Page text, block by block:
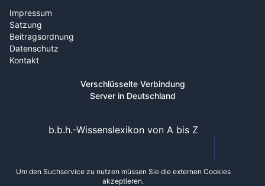
Impressum
Satzung
Beitragsordnung
Datenschutz
Kontakt
Verschlüsselte Verbindung
Server in Deutschland
b.b.h.-Wissenslexikon von A bis Z
Um den Suchservice zu nutzen müssen Sie die externen Cookies
akzeptieren.